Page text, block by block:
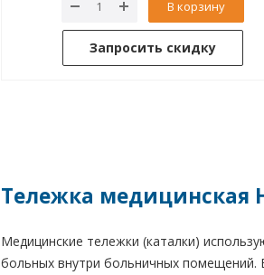
В корзину
Запросить скидку
Тележка медицинская
Медицинские тележки (каталки)
больных внутри больничных помещений.